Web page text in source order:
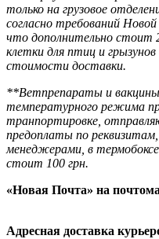
только на грузовое
согласно требований
что дополнительно стоит
клетки для птиц и
стоимости доставки.
**Ветпрепараты и
температурного режима
транпортировке,
предоплаты по
менеджерами, в
стоит 100 грн.
«Новая Почта» на
Адресная доставка